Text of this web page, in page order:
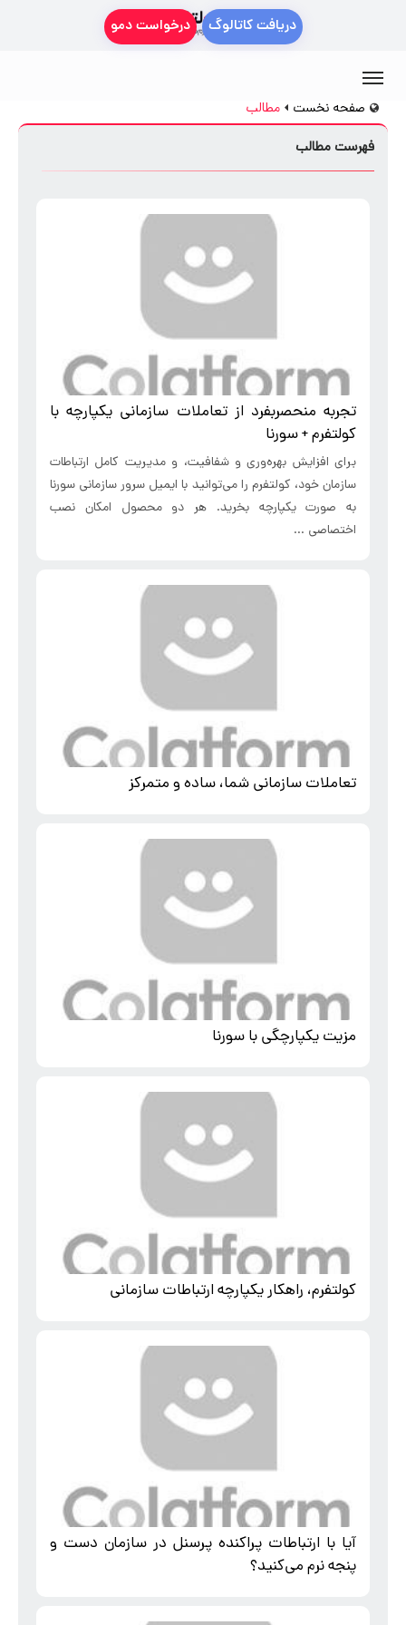
دریافت کاتالوگ درخواست دمو
صفحه نخست مطالب
فهرست مطالب
تجربه منحصربفرد از تعاملات سازمانی یکپارچه با
کولتفرم + سورنا
برای افزایش بهره‌وری و شفافیت، و مدیریت کامل ارتباطات
سازمان خود، کولتفرم را می‌توانید با ایمیل سرور سازمانی سورنا
به صورت یکپارچه بخرید. هر دو محصول امکان نصب
اختصاصی ...
تعاملات سازمانی شما، ساده و متمرکز
مزیت یکپارچگی با سورنا
کولتفرم، راهکار یکپارچه ارتباطات سازمانی
آیا با ارتباطات پراکنده پرسنل در سازمان دست و
پنجه نرم می‌کنید؟